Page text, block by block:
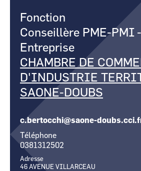
Occitanie
CCI Business
Pays de la Loire
Occitanie
CCI Business
Pays de la Loire
Fonction
Conseillère PME-PMI -
Entreprise
CHAMBRE DE
D'INDUSTRIE
SAONE-DOUBS
c.bertocchi@saone-
Téléphone
0381312502
Adresse
46 AVENUE VILLARCEAU